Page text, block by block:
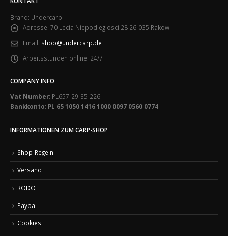
Brand: Undercarp
Adresse: 70 Lecia Niepodleglosci 28 26-035 Rakow
Email: shop@undercarp.de
Arbeitsstunden online: 24/7
COMPANY INFO
Vat Number: PL657-29-35-226
Bankkonto: PL 65 1050 1416 1000 0097 0560 0774
INFORMATIONEN ZUM CARP-SHOP
Shop-Regeln
Versand
RODO
Paypal
Cookies